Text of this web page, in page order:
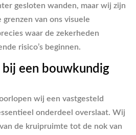
gesloten wanden, maar wij zijn
van ons visuele
waar de zekerheden
risico’s beginnen.
een bouwkundig
wij een vastgesteld
onderdeel overslaat. Wij
de kruipruimte tot de nok van